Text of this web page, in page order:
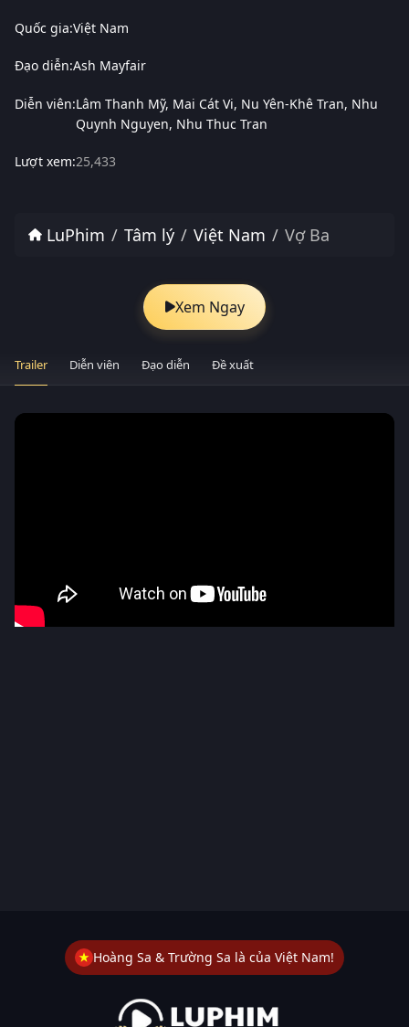
Quốc gia:Việt Nam
Đạo diễn:Ash Mayfair
Diễn viên:Lâm Thanh Mỹ Mai Cát Vi Nu Yên-Khê Tran Nhu
Quynh Nguyen Nhu Thuc Tran
Lượt xem:25,433
LuPhim Tâm lý Việt Nam Vợ Ba
Xem Ngay
Trailer Diễn viên Đạo diễn Đề xuất
Hoàng Sa & Trường Sa là của Việt Nam!